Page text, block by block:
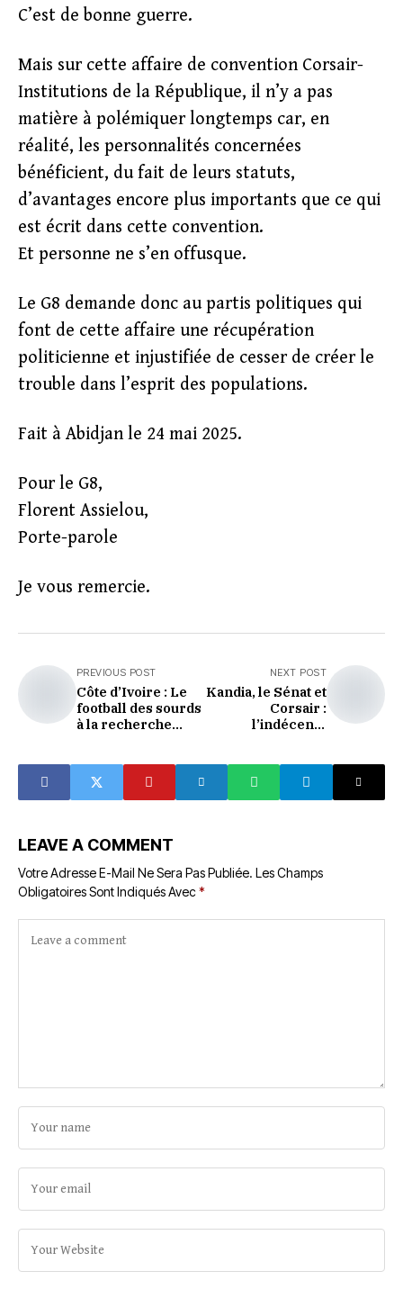
C’est de bonne guerre.
Mais sur cette affaire de convention Corsair-
Institutions de la République, il n’y a pas
matière à polémiquer longtemps car, en
réalité, les personnalités concernées
bénéficient, du fait de leurs statuts,
d’avantages encore plus importants que ce qui
est écrit dans cette convention.
Et personne ne s’en offusque.
Le G8 demande donc au partis politiques qui
font de cette affaire une récupération
politicienne et injustifiée de cesser de créer le
trouble dans l’esprit des populations.
Fait à Abidjan le 24 mai 2025.
Pour le G8,
Florent Assielou,
Porte-parole
Je vous remercie.
PREVIOUS POST
Côte d’Ivoire : Le
football des sourds
à la recherche
nationale
NEXT POST
Kandia, le Sénat et
Corsair :
l’indécente
LEAVE A COMMENT
Votre Adresse E-Mail Ne Sera Pas Publiée. Les Champs
Obligatoires Sont Indiqués Avec*